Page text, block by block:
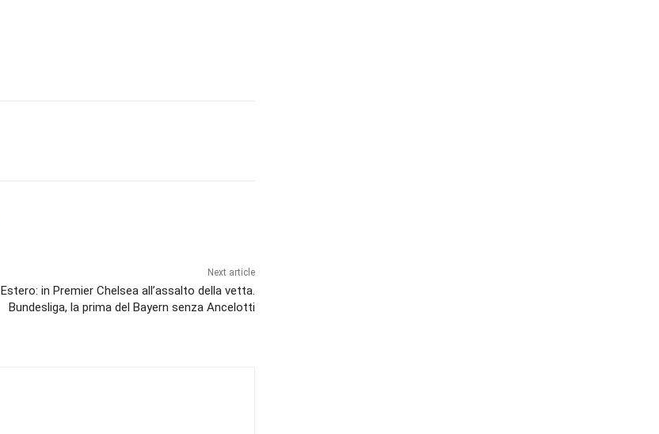
Next article
Estero: in Premier Chelsea all’assalto della vetta.
Bundesliga, la prima del Bayern senza Ancelotti